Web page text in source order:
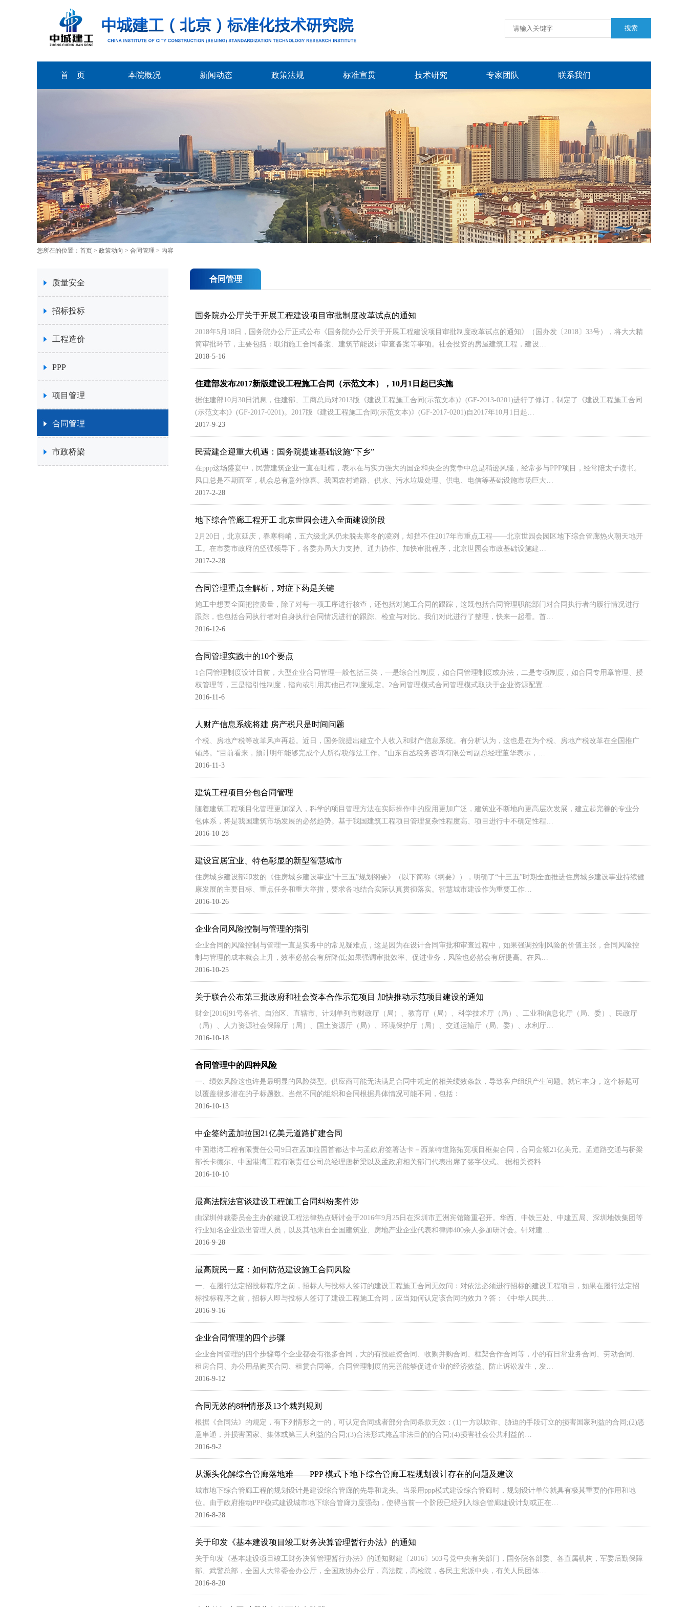
首 页 本院概况 新闻动态 政策法规 标准宣贯 技术研究 专家团队 联系我们
您所在的位置： 首页 > 政策动向 > 合同管理 > 内容
质量安全
招标投标
工程造价
PPP
项目管理
合同管理
市政桥梁
合同管理
国务院办公厅关于开展工程建设项目审批制度改革试点的通知
2018年5月18日，国务院办公厅正式公布《国务院办公厅关于开展工程建设项目审批制度改革试点的通知》（国办发〔2018〕33号），将大大精
简审批环节，主要包括：取消施工合同备案、建筑节能设计审查备案等事项。社会投资的房屋建筑工程，建设…
2018-5-16
住建部发布2017新版建设工程施工合同（示范文本），10月1日起已实施
据住建部10月30日消息，住建部、工商总局对2013版《建设工程施工合同(示范文本)》(GF-2013-0201)进行了修订，制定了《建设工程施工合同
(示范文本)》(GF-2017-0201)。2017版《建设工程施工合同(示范文本)》(GF-2017-0201)自2017年10月1日起…
2017-9-23
民营建企迎重大机遇：国务院提速基础设施“下乡”
在ppp这场盛宴中，民营建筑企业一直在吐槽，表示在与实力强大的国企和央企的竞争中总是稍逊风骚，经常参与PPP项目，经常陪太子读书。
风口总是不期而至，机会总有意外惊喜。我国农村道路、供水、污水垃圾处理、供电、电信等基础设施市场巨大…
2017-2-28
地下综合管廊工程开工 北京世园会进入全面建设阶段
2月20日，北京延庆，春寒料峭，五六级北风仍未脱去寒冬的凌冽，却挡不住2017年市重点工程——北京世园会园区地下综合管廊热火朝天地开
工。在市委市政府的坚强领导下，各委办局大力支持、通力协作、加快审批程序，北京世园会市政基础设施建…
2017-2-28
合同管理重点全解析，对症下药是关键
施工中想要全面把控质量，除了对每一项工序进行核查，还包括对施工合同的跟踪，这既包括合同管理职能部门对合同执行者的履行情况进行
跟踪，也包括合同执行者对自身执行合同情况进行的跟踪、检查与对比。我们对此进行了整理，快来一起看。首…
2016-12-6
合同管理实践中的10个要点
1合同管理制度设计目前，大型企业合同管理一般包括三类，一是综合性制度，如合同管理制度或办法，二是专项制度，如合同专用章管理、授
权管理等，三是指引性制度，指向或引用其他已有制度规定。2合同管理模式合同管理模式取决于企业资源配置…
2016-11-6
人财产信息系统将建 房产税只是时间问题
个税、房地产税等改革风声再起。近日，国务院提出建立个人收入和财产信息系统。有分析认为，这也是在为个税、房地产税改革在全国推广
铺路。“目前看来，预计明年能够完成个人所得税修法工作。”山东百丞税务咨询有限公司副总经理董华表示，…
2016-11-3
建筑工程项目分包合同管理
随着建筑工程项目化管理更加深入，科学的项目管理方法在实际操作中的应用更加广泛，建筑业不断地向更高层次发展，建立起完善的专业分
包体系，将是我国建筑市场发展的必然趋势。基于我国建筑工程项目管理复杂性程度高、项目进行中不确定性程…
2016-10-28
建设宜居宜业、特色彰显的新型智慧城市
住房城乡建设部印发的《住房城乡建设事业“十三五”规划纲要》（以下简称《纲要》），明确了“十三五”时期全面推进住房城乡建设事业持续健
康发展的主要目标、重点任务和重大举措，要求各地结合实际认真贯彻落实。智慧城市建设作为重要工作…
2016-10-26
企业合同风险控制与管理的指引
企业合同的风险控制与管理一直是实务中的常见疑难点，这是因为在设计合同审批和审查过程中，如果强调控制风险的价值主张，合同风险控
制与管理的成本就会上升，效率必然会有所降低;如果强调审批效率、促进业务，风险也必然会有所提高。在风…
2016-10-25
关于联合公布第三批政府和社会资本合作示范项目 加快推动示范项目建设的通知
财金[2016]91号各省、自治区、直辖市、计划单列市财政厅（局）、教育厅（局）、科学技术厅（局）、工业和信息化厅（局、委）、民政厅
（局）、人力资源社会保障厅（局）、国土资源厅（局）、环境保护厅（局）、交通运输厅（局、委）、水利厅…
2016-10-18
合同管理中的四种风险
一、绩效风险这也许是最明显的风险类型。供应商可能无法满足合同中规定的相关绩效条款，导致客户组织产生问题。就它本身，这个标题可
以覆盖很多潜在的子标题数。当然不同的组织和合同根据具体情况可能不同，包括：
2016-10-13
中企签约孟加拉国21亿美元道路扩建合同
中国港湾工程有限责任公司9日在孟加拉国首都达卡与孟政府签署达卡－西莱特道路拓宽项目框架合同，合同金额21亿美元。孟道路交通与桥梁
部长卡德尔、中国港湾工程有限责任公司总经理唐桥梁以及孟政府相关部门代表出席了签字仪式。 据相关资料…
2016-10-10
最高法院法官谈建设工程施工合同纠纷案件涉
由深圳仲裁委员会主办的建设工程法律热点研讨会于2016年9月25日在深圳市五洲宾馆隆重召开。华西、中铁三处、中建五局、深圳地铁集团等
行业知名企业派出管理人员，以及其他来自全国建筑业、房地产业企业代表和律师400余人参加研讨会。针对建…
2016-9-28
最高院民一庭：如何防范建设施工合同风险
一、在履行法定招投标程序之前，招标人与投标人签订的建设工程施工合同无效问：对依法必须进行招标的建设工程项目，如果在履行法定招
标投标程序之前，招标人即与投标人签订了建设工程施工合同，应当如何认定该合同的效力？答：《中华人民共…
2016-9-16
企业合同管理的四个步骤
企业合同管理的四个步骤每个企业都会有很多合同，大的有投融资合同、收购并购合同、框架合作合同等，小的有日常业务合同、劳动合同、
租房合同、办公用品购买合同、租赁合同等。合同管理制度的完善能够促进企业的经济效益、防止诉讼发生，发…
2016-9-12
合同无效的8种情形及13个裁判规则
根据《合同法》的规定，有下列情形之一的，可认定合同或者部分合同条款无效：(1)一方以欺诈、胁迫的手段订立的损害国家利益的合同;(2)恶
意串通，并损害国家、集体或第三人利益的合同;(3)合法形式掩盖非法目的的合同;(4)损害社会公共利益的…
2016-9-2
从源头化解综合管廊落地难——PPP 模式下地下综合管廊工程规划设计存在的问题及建议
城市地下综合管廊工程的规划设计是建设综合管廊的先导和龙头。当采用ppp模式建设综合管廊时，规划设计单位就具有极其重要的作用和地
位。由于政府推动PPP模式建设城市地下综合管廊力度强劲，使得当前一个阶段已经列入综合管廊建设计划或正在…
2016-8-28
关于印发《基本建设项目竣工财务决算管理暂行办法》的通知
关于印发《基本建设项目竣工财务决算管理暂行办法》的通知财建〔2016〕503号党中央有关部门，国务院各部委、各直属机构，军委后勤保障
部、武警总部，全国人大常委会办公厅，全国政协办公厅，高法院，高检院，各民主党派中央，有关人民团体…
2016-8-20